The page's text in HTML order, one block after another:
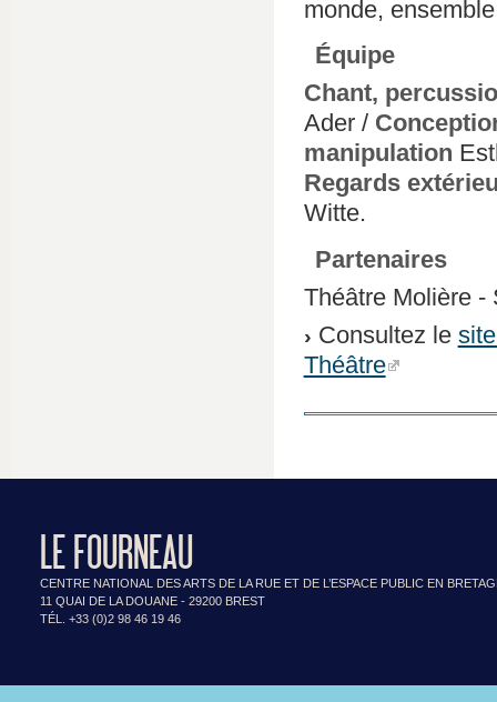
monde,
Équipe
Chant,
Ader /
manipulation
Regards
Witte.
Partenaires
Théâtre Molière -
Consultez le
Théâtre
LE FOURNEAU
CENTRE NATIONAL DES ARTS DE LA RUE ET DE L’ESPACE PUBLIC EN
11 QUAI DE LA DOUANE - 29200 BREST
TÉL. +33 (0)2 98 46 19 46